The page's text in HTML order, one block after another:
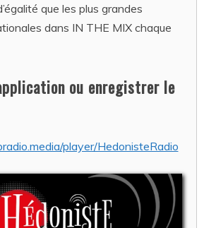
que les plus grandes
dans IN THE MIX chaque
ou enregistrer le
player/HedonisteRadio